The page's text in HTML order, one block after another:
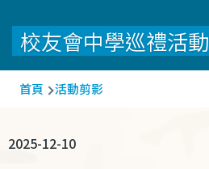
校友會中學巡禮活動
導
連
首頁 活動剪影
2025-12-10